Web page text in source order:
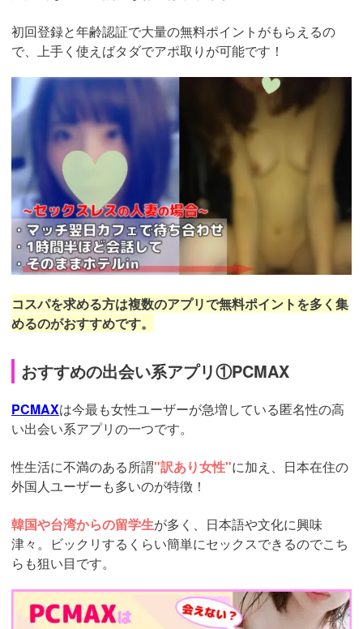
初回登録と年齢認証で大量の無料ポイントがもらえるの
で、上手く使えばタダでアポ取りが可能です！
https://pcmax.jp/lp/?
ad_id=rm307152
コスパを求める方は複数のアプリで無料ポイントを多く集
めるのがおすすめです。
おすすめの出会い系アプリ①PCMAX
PCMAXは今最も女性ユーザーが急増している匿名性の高
い出会い系アプリの一つです。
性生活に不満のある所謂"訳あり女性"に加え、日本在住の
外国人ユーザーも多いのが特徴！
韓国や台湾からの留学生が多く、日本語や文化に興味
津々。ビックリするくらい簡単にセックスできるのでこち
らも狙い目です。
https://pcmax.jp/lp/?
ad_id=rm307152